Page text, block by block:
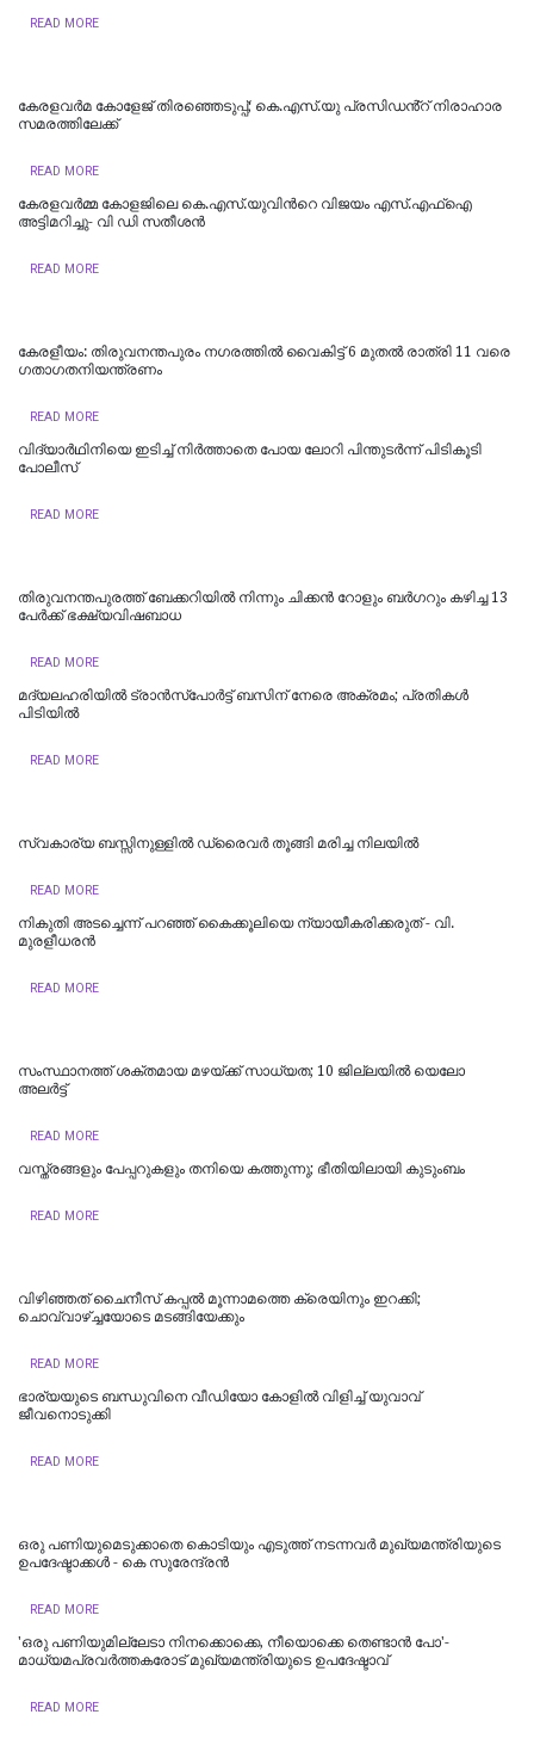
READ MORE
കേരളവർമ കോളേജ് തിരഞ്ഞെടുപ്പ്; കെ.എസ്.യു പ്രസിഡൻ്റ് നിരാഹാര
സമരത്തിലേക്ക്
READ MORE
കേരളവർമ്മ കോളജിലെ കെ.എസ്.യുവിന്‍റെ വിജയം എസ്.എഫ്ഐ
അട്ടിമറിച്ചു- വി ഡി സതീശൻ
READ MORE
കേരളീയം: തിരുവനന്തപുരം നഗരത്തില്‍ വൈകിട്ട് 6 മുതല്‍ രാത്രി 11 വരെ
ഗതാഗതനിയന്ത്രണം
READ MORE
വിദ്യാര്‍ഥിനിയെ ഇടിച്ച് നിര്‍ത്താതെ പോയ ലോറി പിന്തുടര്‍ന്ന് പിടികൂടി
പോലീസ്
READ MORE
തിരുവനന്തപുരത്ത് ബേക്കറിയിൽ നിന്നും ചിക്കൻ റോളും ബർഗറും കഴിച്ച 13
പേർക്ക് ഭക്ഷ്യവിഷബാധ
READ MORE
മദ്യലഹരിയിൽ ട്രാൻസ്പോർട്ട് ബസിന് നേരെ അക്രമം; പ്രതികൾ
പിടിയിൽ
READ MORE
സ്വകാര്യ ബസ്സിനുള്ളില്‍ ഡ്രൈവര്‍ തൂങ്ങി മരിച്ച നിലയില്‍
READ MORE
നികുതി അടച്ചെന്ന് പറഞ്ഞ് കൈക്കൂലിയെ ന്യായീകരിക്കരുത് - വി.
മുരളീധരൻ
READ MORE
സംസ്ഥാനത്ത് ശക്തമായ മഴയ്ക്ക് സാധ്യത; 10 ജില്ലയിൽ യെലോ
അലർട്ട്
READ MORE
വസ്ത്രങ്ങളും പേപ്പറുകളും തനിയെ കത്തുന്നു; ഭീതിയിലായി കുടുംബം
READ MORE
വിഴിഞ്ഞത് ചൈനീസ് കപ്പല്‍ മൂന്നാമത്തെ ക്രെയിനും ഇറക്കി;
ചൊവ്വാഴ്ച്ചയോടെ മടങ്ങിയേക്കും
READ MORE
ഭാര്യയുടെ ബന്ധുവിനെ വീഡിയോ കോളിൽ വിളിച്ച് യുവാവ്
ജീവനൊടുക്കി
READ MORE
ഒരു പണിയുമെടുക്കാതെ കൊടിയും എടുത്ത് നടന്നവർ മുഖ്യമന്ത്രിയുടെ
ഉപദേഷ്ടാക്കൾ - കെ സുരേന്ദ്രൻ
READ MORE
'ഒരു പണിയുമില്ലേടാ നിനക്കൊക്കെ, നീയൊക്കെ തെണ്ടാന്‍ പോ'-
മാധ്യമപ്രവര്‍ത്തകരോട് മുഖ്യമന്ത്രിയുടെ ഉപദേഷ്ടാവ്
READ MORE